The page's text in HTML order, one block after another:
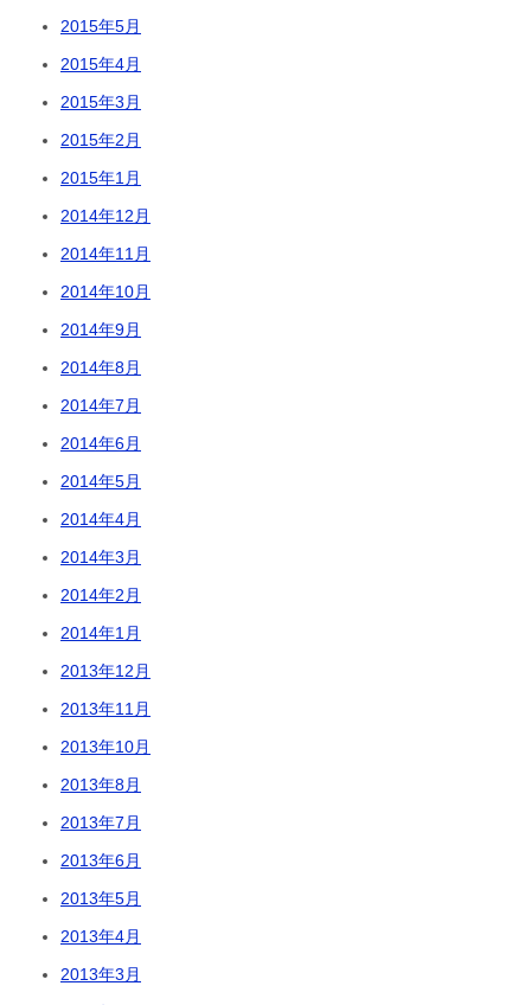
2015年5月
2015年4月
2015年3月
2015年2月
2015年1月
2014年12月
2014年11月
2014年10月
2014年9月
2014年8月
2014年7月
2014年6月
2014年5月
2014年4月
2014年3月
2014年2月
2014年1月
2013年12月
2013年11月
2013年10月
2013年8月
2013年7月
2013年6月
2013年5月
2013年4月
2013年3月